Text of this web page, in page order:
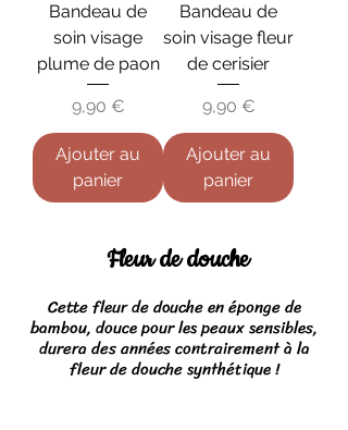
Bandeau de
soin visage
plume de paon
Prix
9,90 €
Ajouter au
panier
Bandeau de
soin visage fleur
de cerisier
Prix
9,90 €
Ajouter au
panier
Fleur de douche
Cette fleur de douche en éponge de
bambou, douce pour les peaux sensibles,
durera des années contrairement à la
fleur de douche synthétique !